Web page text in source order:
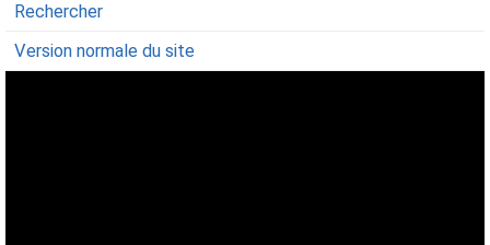
Rechercher
Version normale du site